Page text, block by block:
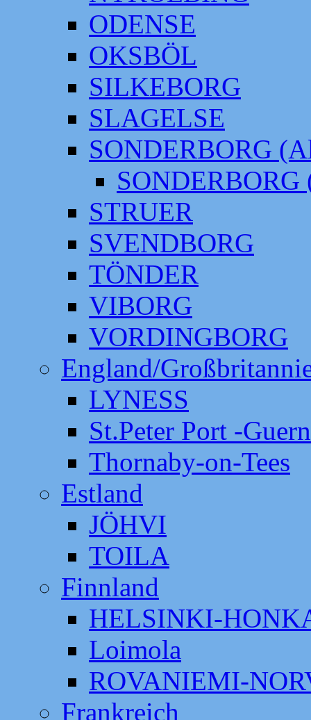
ODENSE
OKSBÖL
SILKEBORG
SLAGELSE
SONDERBORG
SONDERBORG
STRUER
SVENDBORG
TÖNDER
VIBORG
VORDINGBORG
England/
LYNESS
St.Peter Port -
Thornaby-on-Tees
Estland
JÖHVI
TOILA
Finnland
HELSINKI-
Loimola
ROVANIEMI-
Frankreich